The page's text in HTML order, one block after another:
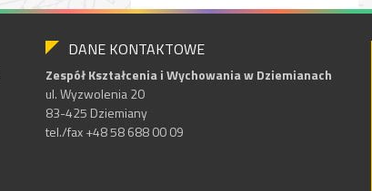
DANE KONTAKTOWE
Zespół Kształcenia i Wychowania w Dziemianach
ul. Wyzwolenia 20
83-425 Dziemiany
tel./fax +48 58 688 00 09